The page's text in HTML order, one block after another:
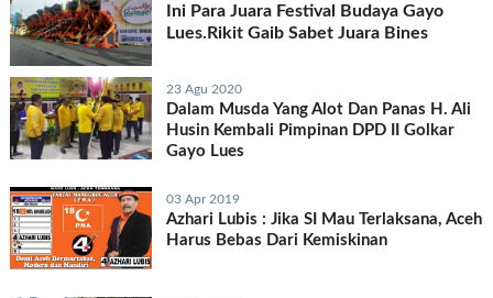
Ini Para Juara Festival Budaya Gayo
Lues.Rikit Gaib Sabet Juara Bines
23 Agu 2020
Dalam Musda Yang Alot Dan Panas H. Ali
Husin Kembali Pimpinan DPD II Golkar
Gayo Lues
03 Apr 2019
Azhari Lubis : Jika SI Mau Terlaksana, Aceh
Harus Bebas Dari Kemiskinan